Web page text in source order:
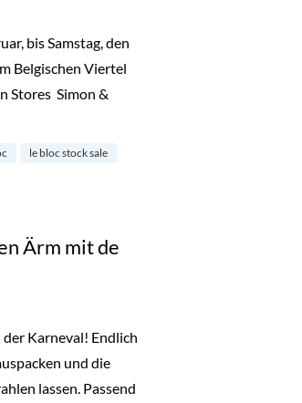
bis Samstag, den
Belgischen Viertel
Stores Simon &
im Belgisches Viertel“
le bloc stock sale
Ärm mit de
Karneval! Endlich
und die
lassen. Passend